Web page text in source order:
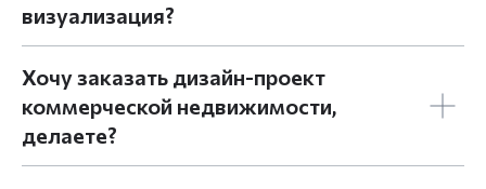
визуализация?
Хочу заказать дизайн-проект
коммерческой недвижимости,
делаете?